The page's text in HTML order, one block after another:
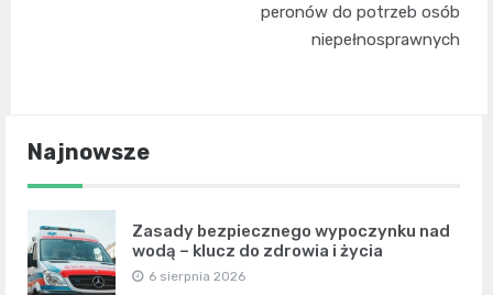
peronów do potrzeb osób
niepełnosprawnych
Najnowsze
Zasady bezpiecznego wypoczynku nad
wodą – klucz do zdrowia i życia
6 sierpnia 2026